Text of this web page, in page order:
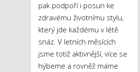
pak podpoří i posun ke
zdravému životnímu stylu,
který jde každému v létě
snáz. V letních měsících
jsme totiž aktivnější, více se
hýbeme a rovněž máme